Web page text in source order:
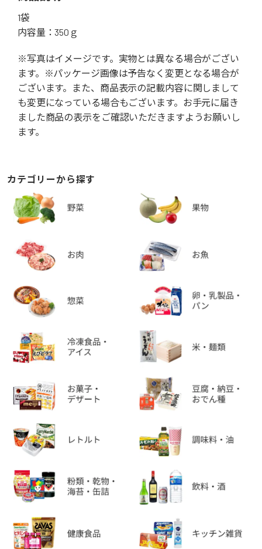
1袋
内容量：350ｇ
※写真はイメージです。実物とは異なる場合がござい
ます。※パッケージ画像は予告なく変更となる場合が
ございます。また、商品表示の記載内容に関しまして
も変更になっている場合もございます。お手元に届き
ました商品の表示をご確認いただきますようお願いし
ます。
カテゴリーから探す